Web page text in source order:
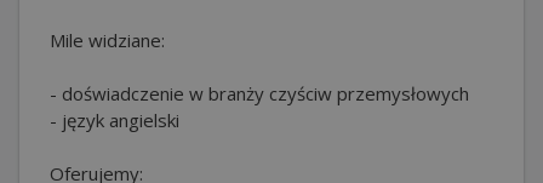
Mile widziane:
- doświadczenie w branży czyściw przemysłowych
- język angielski
Oferujemy: